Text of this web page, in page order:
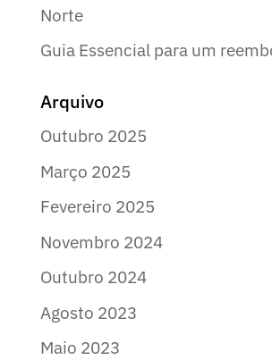
Norte
Guia Essencial para um
Arquivo
Outubro 2025
Março 2025
Fevereiro 2025
Novembro 2024
Outubro 2024
Agosto 2023
Maio 2023